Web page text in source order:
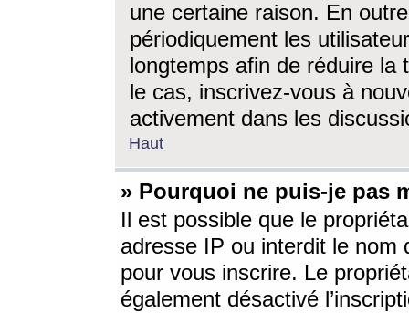
une certaine raison. En
périodiquement les
longtemps afin de réduire la
le cas, inscrivez-vous à
activement dans les
Haut
» Pourquoi ne puis-je pas
Il est possible que le
adresse IP ou interdit le nom
pour vous inscrire. Le
également désactivé